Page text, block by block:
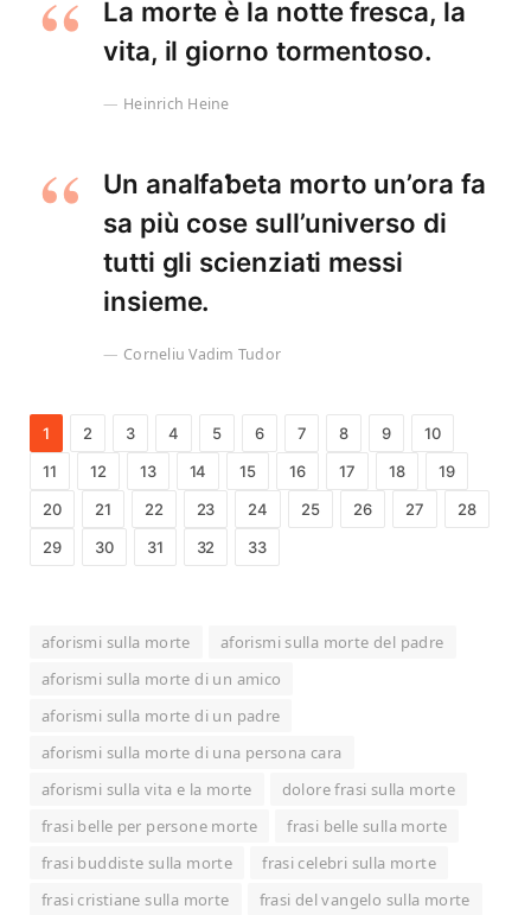
La morte è la notte fresca, la
vita, il giorno tormentoso.
Heinrich Heine
Un analfaƅeta morto un’ora fa
sa più cose sull’universo di
tutti gli scienziati messi
insieme.
Corneliu Vadim Tudor
1 2 3 4 5 6 7 8 9
10
11
12 13 14 15 16 17 18
19
20
21 22 23 24 25 26 27
28
29
30 31 32 33
aforismi sulla morte
aforismi sulla morte del padre
aforismi sulla morte di un amico
aforismi sulla morte di un padre
aforismi sulla morte di una persona cara
aforismi sulla vita e la morte
dolore frasi sulla morte
frasi belle per persone morte
frasi belle sulla morte
frasi buddiste sulla morte
frasi celebri sulla morte
frasi cristiane sulla morte
frasi del vangelo sulla morte